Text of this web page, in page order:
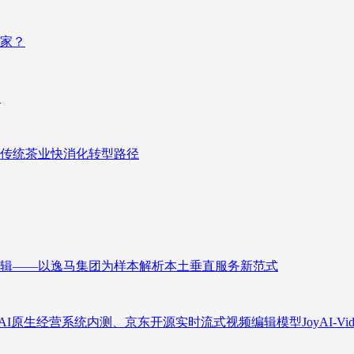
？
统茶业快消化转型路径
——以逸马集团为样本解析本土垂直服务新范式
生经营系统内测、京东开源实时流式视频编辑模型JoyAI-